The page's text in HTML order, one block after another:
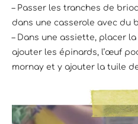
– Passer les tranches de
dans une casserole avec du
– Dans une assiette, placer
ajouter les épinards, l’œuf
mornay et y ajouter la tuile